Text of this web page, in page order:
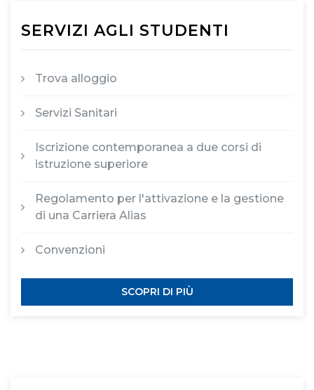
SERVIZI AGLI STUDENTI
Trova alloggio
Servizi Sanitari
Iscrizione contemporanea a due corsi di
istruzione superiore
Regolamento per l'attivazione e la gestione
di una Carriera Alias
Convenzioni
SCOPRI DI PIÙ